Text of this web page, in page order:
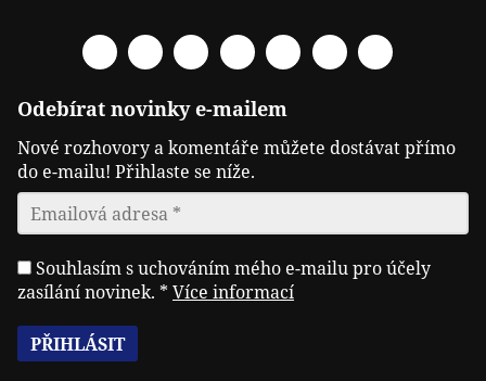
FacebookSpotify YouTubeTwitter RSS TelegramOdysee
Odebírat novinky e-mailem
Nové rozhovory a komentáře můžete dostávat přímo
do e-mailu! Přihlaste se níže.
Souhlasím s uchováním mého e-mailu pro účely
zasílání novinek. * Více informací